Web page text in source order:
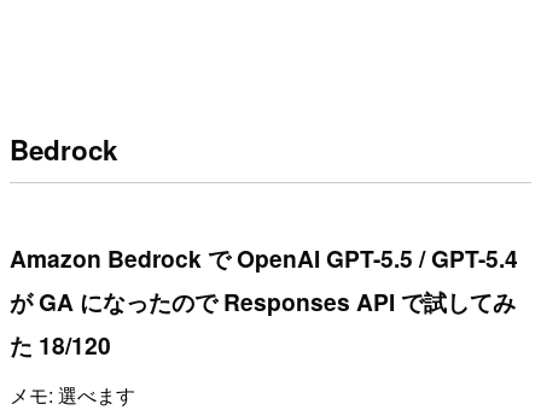
Bedrock
Amazon Bedrock で OpenAI GPT-5.5 / GPT-5.4
が GA になったので Responses API で試してみ
た 18/120
メモ: 選べます